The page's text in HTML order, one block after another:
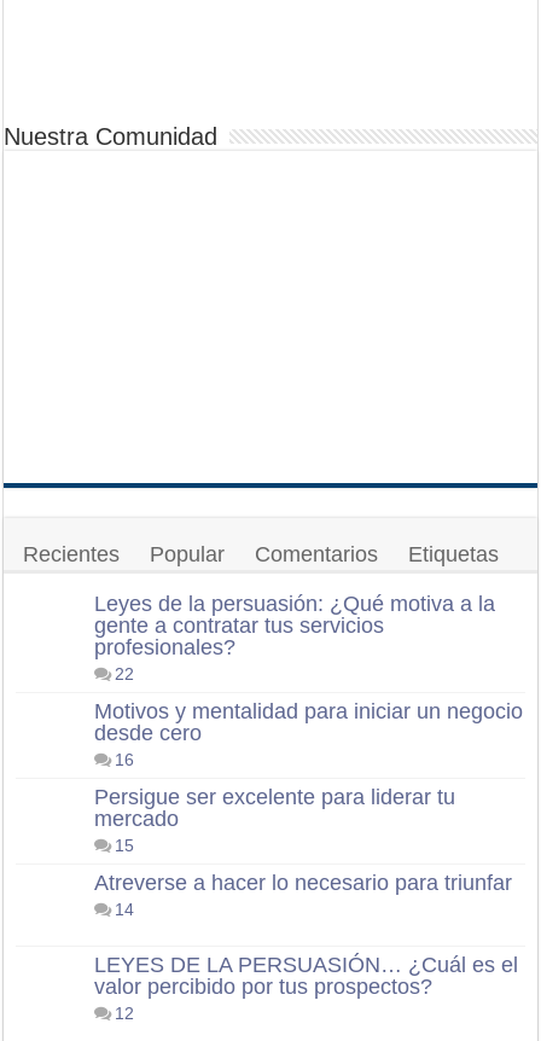
Nuestra Comunidad
Recientes Popular Comentarios Etiquetas
Leyes de la persuasión: ¿Qué motiva a la
gente a contratar tus servicios
profesionales?
22
Motivos y mentalidad para iniciar un negocio
desde cero
16
Persigue ser excelente para liderar tu
mercado
15
Atreverse a hacer lo necesario para triunfar
14
LEYES DE LA PERSUASIÓN… ¿Cuál es el
valor percibido por tus prospectos?
12